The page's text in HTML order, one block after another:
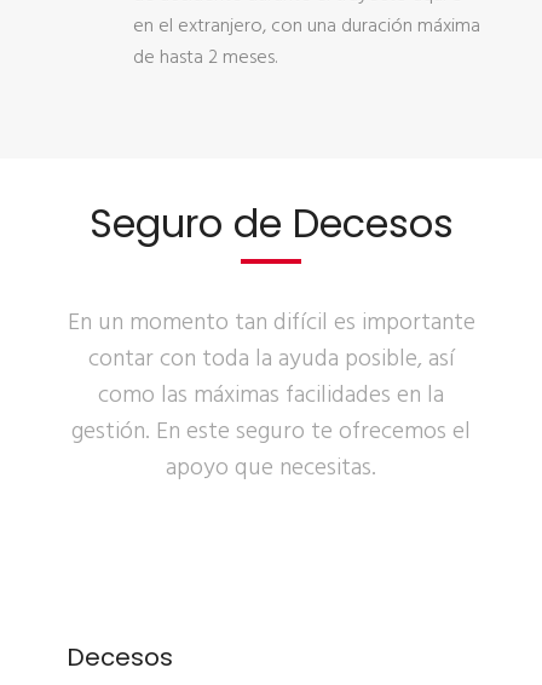
en el extranjero, con una duración máxima
de hasta 2 meses.
Seguro de Decesos
En un momento tan difícil es importante
contar con toda la ayuda posible, así
como las máximas facilidades en la
gestión. En este seguro te ofrecemos el
apoyo que necesitas.
Decesos